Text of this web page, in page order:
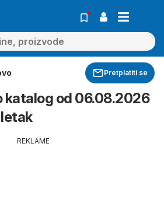
Pretplatiti se
katalog od 06.08.2026
REKLAME